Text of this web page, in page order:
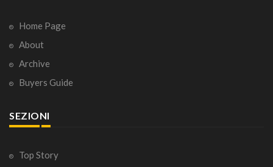
Home Page
About
Archive
Buyers Guide
SEZIONI
Top Story